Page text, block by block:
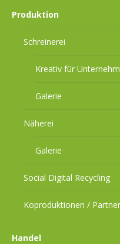
Produktion
Schreinerei
Kreativ für
Galerie
Näherei
Galerie
Social Digital Recycling
Koproduktionen / Partner
Handel